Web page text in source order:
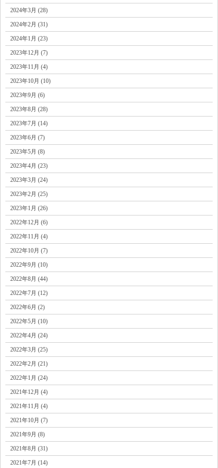
2024年3月 (28)
2024年2月 (31)
2024年1月 (23)
2023年12月 (7)
2023年11月 (4)
2023年10月 (10)
2023年9月 (6)
2023年8月 (28)
2023年7月 (14)
2023年6月 (7)
2023年5月 (8)
2023年4月 (23)
2023年3月 (24)
2023年2月 (25)
2023年1月 (26)
2022年12月 (6)
2022年11月 (4)
2022年10月 (7)
2022年9月 (10)
2022年8月 (44)
2022年7月 (12)
2022年6月 (2)
2022年5月 (10)
2022年4月 (24)
2022年3月 (25)
2022年2月 (21)
2022年1月 (24)
2021年12月 (4)
2021年11月 (4)
2021年10月 (7)
2021年9月 (8)
2021年8月 (31)
2021年7月 (14)